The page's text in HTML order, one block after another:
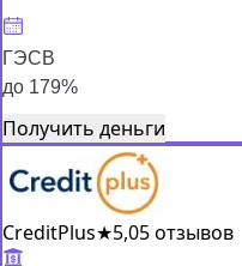
ГЭСВ
до 179%
Получить деньги
CreditPlus★5,05 отзывов